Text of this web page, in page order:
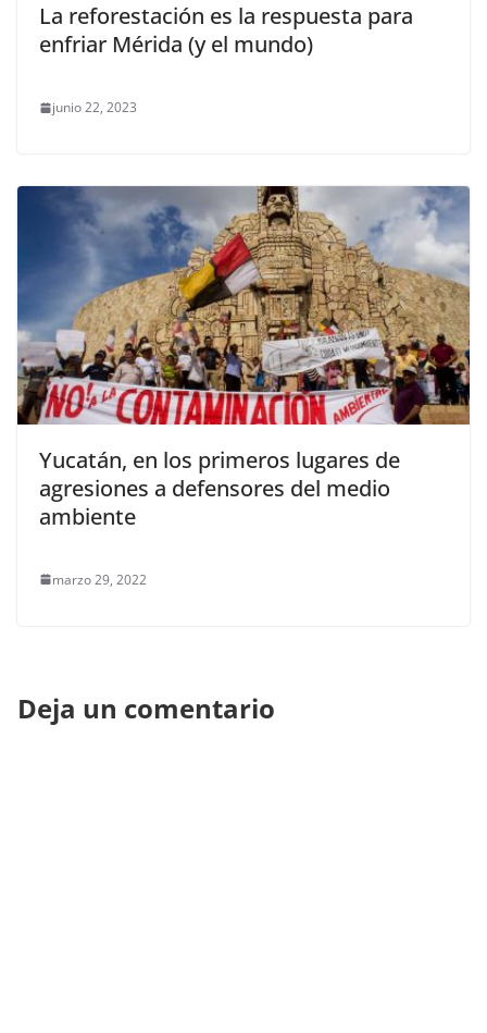
La reforestación es la respuesta para
enfriar Mérida (y el mundo)
junio 22, 2023
Yucatán, en los primeros lugares de
agresiones a defensores del medio
ambiente
marzo 29, 2022
Deja un comentario